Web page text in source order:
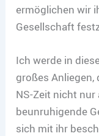
ermöglichen wir
Gesellschaft
Ich werde in
großes Anliegen,
NS-Zeit nicht
beunruhigende
sich mit ihr